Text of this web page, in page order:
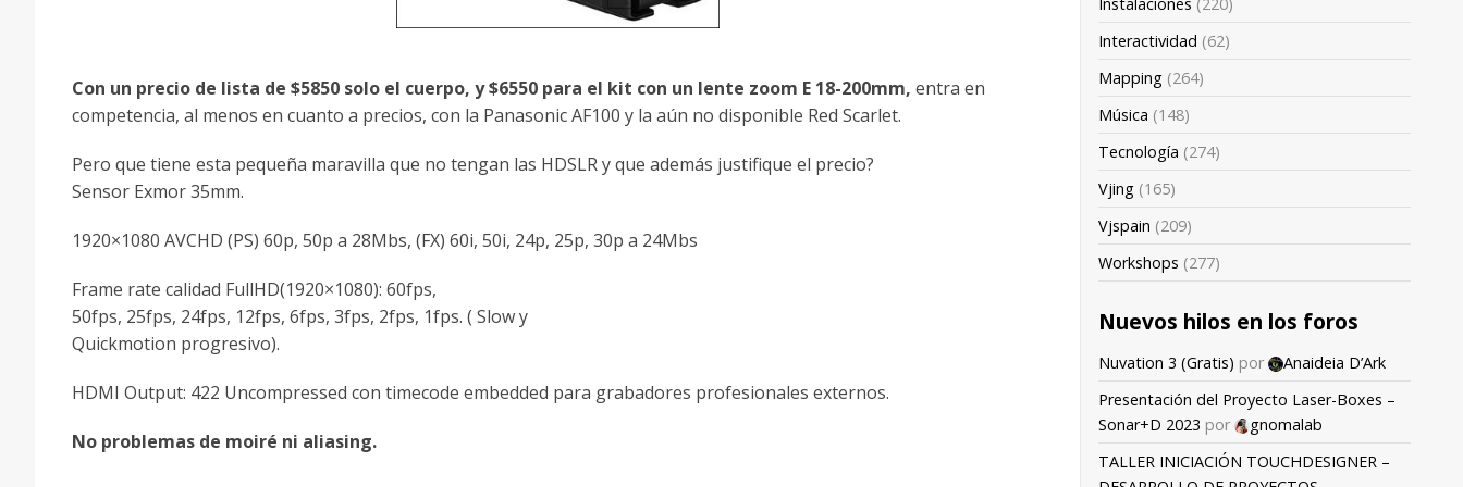
Con un precio de lista de $5850 solo el cuerpo, y $6550 para el kit con un lente zoom E 18-200mm, entra en
competencia, al menos en cuanto a precios, con la Panasonic AF100 y la aún no disponible Red Scarlet.
Pero que tiene esta pequeña maravilla que no tengan las HDSLR y que además justifique el precio?
Sensor Exmor 35mm.
1920×1080 AVCHD (PS) 60p, 50p a 28Mbs, (FX) 60i, 50i, 24p, 25p, 30p a 24Mbs
Frame rate calidad FullHD(1920×1080): 60fps,
50fps, 25fps, 24fps, 12fps, 6fps, 3fps, 2fps, 1fps. ( Slow y
Quickmotion progresivo).
HDMI Output: 422 Uncompressed con timecode embedded para grabadores profesionales externos.
No problemas de moiré ni aliasing.
Instalaciones (220)
Interactividad (62)
Mapping (264)
Música (148)
Tecnología (274)
Vjing (165)
Vjspain (209)
Workshops (277)
Nuevos hilos en los foros
Nuvation 3 (Gratis) por
Anaideia D’Ark
Presentación del Proyecto Laser-Boxes –
Sonar+D 2023 por
gnomalab
TALLER INICIACIÓN TOUCHDESIGNER –